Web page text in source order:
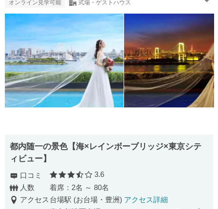
オンライン見学可能 式場・ゲストハウス
都内随一の景色【海×レインボーブリッジ×東京シテ
ィビュー】
口コミ 口コミ評価
3.6
人数
着席：2名 ～ 80名
アクセス 台場駅 (お台場・豊洲) アクセス詳細